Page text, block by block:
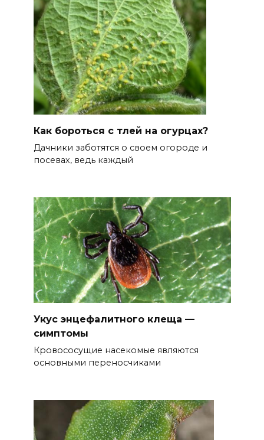
Как бороться с тлей на огурцах?
Дачники заботятся о своем огороде и
посевах, ведь каждый
Укус энцефалитного клеща —
симптомы
Кровососущие насекомые являются
основными переносчиками